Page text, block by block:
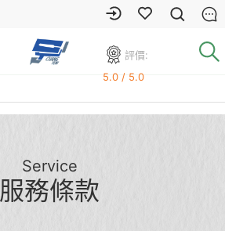
評價:
5.0 / 5.0
Service
服務條款